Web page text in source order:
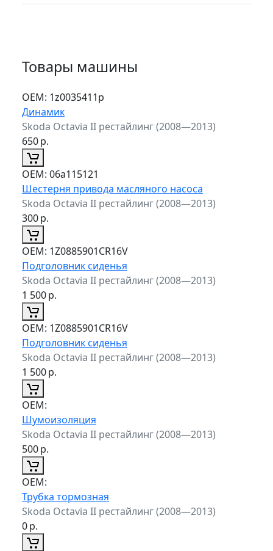
Товары машины
ОЕМ: 1z0035411p
Динамик
Skoda Octavia II рестайлинг (2008—2013)
650р.
ОЕМ: 06a115121
Шестерня привода масляного насоса
Skoda Octavia II рестайлинг (2008—2013)
300р.
ОЕМ: 1Z0885901CR16V
Подголовник сиденья
Skoda Octavia II рестайлинг (2008—2013)
1 500р.
ОЕМ: 1Z0885901CR16V
Подголовник сиденья
Skoda Octavia II рестайлинг (2008—2013)
1 500р.
ОЕМ:
Шумоизоляция
Skoda Octavia II рестайлинг (2008—2013)
500р.
ОЕМ:
Трубка тормозная
Skoda Octavia II рестайлинг (2008—2013)
0р.